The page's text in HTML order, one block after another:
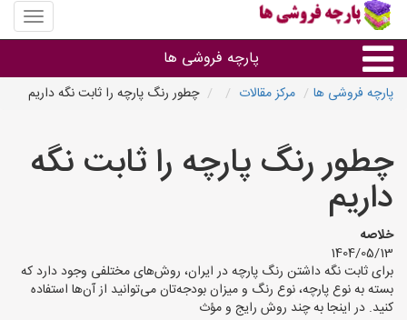
منوی
سایت
فروشی
ها
پارچه فروشی ها
پارچه براساس رنگ طرح و کاربرد
پارچه فروشی ها مرکز مقالات چطور رنگ پارچه را ثابت نگه داریم
چطور رنگ پارچه را ثابت نگه
داریم
خلاصه
1404/05/13
برای ثابت نگه داشتن رنگ پارچه در ایران، روش‌های مختلفی وجود دارد که
بسته به نوع پارچه، نوع رنگ و میزان بودجه‌تان می‌توانید از آن‌ها استفاده
کنید. در اینجا به چند روش رایج و مؤث